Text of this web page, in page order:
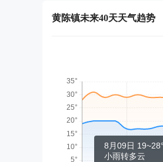
黄陈镇未来40天天气趋势
8月09日 19~28°
小雨转多云